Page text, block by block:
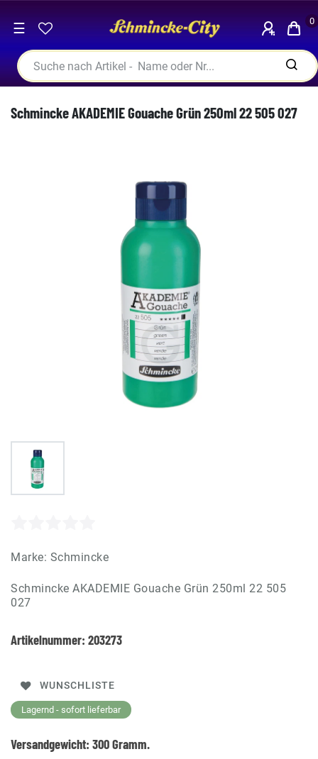
☰ 0
Schmincke AKADEMIE Gouache Grün 250ml 22 505 027
Marke: Schmincke
Schmincke AKADEMIE Gouache Grün 250ml 22 505
027
Artikelnummer: 203273
WUNSCHLISTE
Lagernd - sofort lieferbar
Versandgewicht: 300Gramm.